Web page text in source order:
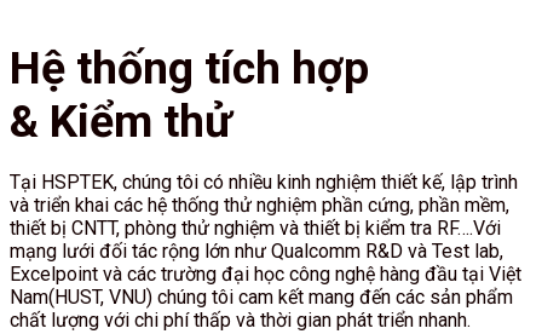
Hệ thống tích hợp
& Kiểm thử
Tại HSPTEK, chúng tôi có nhiều kinh nghiệm thiết kế, lập trình
và triển khai các hệ thống thử nghiệm phần cứng, phần mềm,
thiết bị CNTT, phòng thử nghiệm và thiết bị kiểm tra RF….Với
mạng lưới đối tác rộng lớn như Qualcomm R&D và Test lab,
Excelpoint và các trường đại học công nghệ hàng đầu tại Việt
Nam(HUST, VNU) chúng tôi cam kết mang đến các sản phẩm
chất lượng với chi phí thấp và thời gian phát triển nhanh.